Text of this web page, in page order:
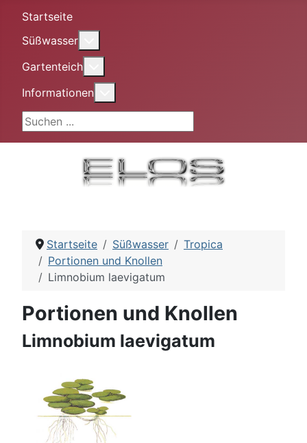
Startseite
Süßwasser
Gartenteich
Informationen
Suchen ...
Startseite Süßwasser
Tropica
Portionen und Knollen
Limnobium laevigatum
Portionen und Knollen
Limnobium laevigatum